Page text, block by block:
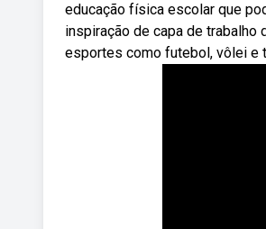
educação física escolar que
inspiração de capa de trabalho
esportes como futebol, vôlei e